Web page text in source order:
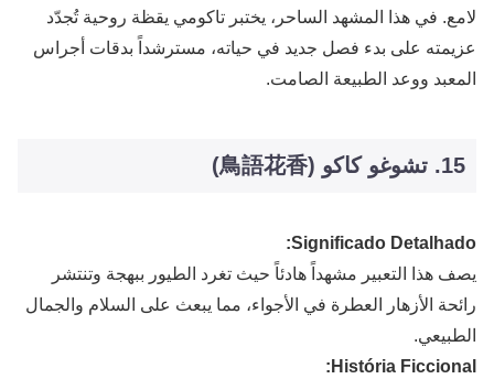
لامع. في هذا المشهد الساحر، يختبر تاكومي يقظة روحية تُجدّد
عزيمته على بدء فصل جديد في حياته، مسترشداً بدقات أجراس
المعبد ووعد الطبيعة الصامت.
15. تشوغو كاكو (鳥語花香)
Significado Detalhado:
يصف هذا التعبير مشهداً هادئاً حيث تغرد الطيور ببهجة وتنتشر
رائحة الأزهار العطرة في الأجواء، مما يبعث على السلام والجمال
الطبيعي.
História Ficcional: